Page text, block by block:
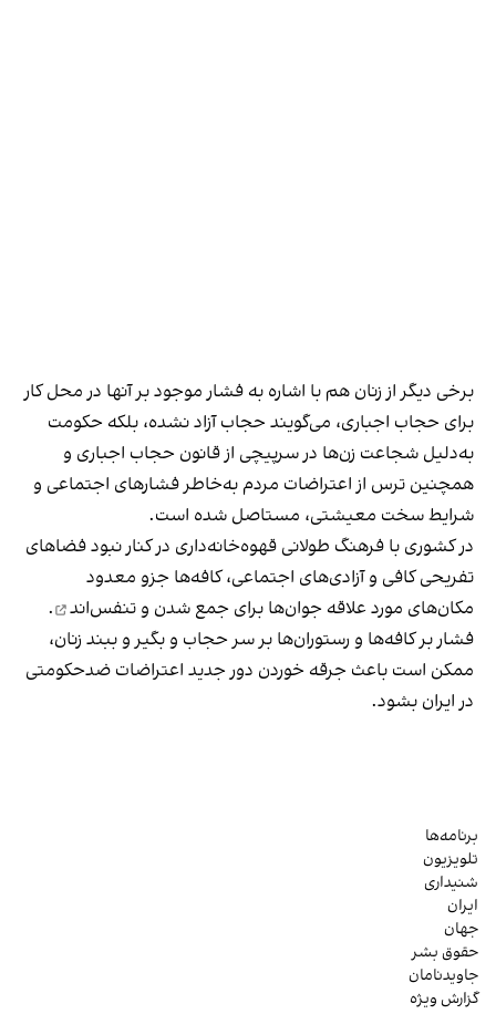
برخی دیگر از زنان هم با اشاره به فشار موجود بر آنها در محل کار
برای حجاب اجباری، می‌گویند حجاب آزاد نشده، بلکه حکومت
به‌دلیل شجاعت زن‌ها در سرپیچی از قانون حجاب اجباری و
همچنین ترس از اعتراضات مردم به‌خاطر فشارهای اجتماعی و
شرایط سخت معیشتی، مستاصل شده است.
در کشوری با فرهنگ طولانی قهوه‌‌خانه‌داری در کنار نبود فضاهای
تفریحی کافی و آزادی‌های اجتماعی، کافه‌ها جزو معدود
مکان‌های مورد علاقه جوان‌ها برای جمع شدن و تنفس‌اند
.
فشار بر کافه‌ها و رستوران‌ها بر سر حجاب و بگیر و ببند زنان،
ممکن است باعث جرقه خوردن دور جدید اعتراضات ضدحکومتی
در ایران بشود.
برنامه‌ها
تلویزیون
شنیداری
ایران
جهان
حقوق بشر
جاویدنامان
گزارش ویژه